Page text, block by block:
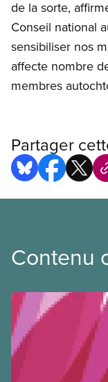
de la sorte,
Conseil national
sensibiliser nos
affecte nombre
membres
Partager
Contenu